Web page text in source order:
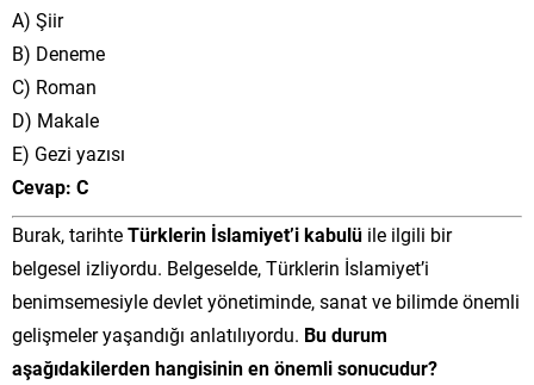
A) Şiir
B) Deneme
C) Roman
D) Makale
E) Gezi yazısı
Cevap: C
Burak, tarihteTürklerin İslamiyet’i kabulü ile ilgili bir
belgesel izliyordu. Belgeselde, Türklerin İslamiyet’i
benimsemesiyle devlet yönetiminde, sanat ve bilimde önemli
gelişmeler yaşandığı anlatılıyordu. Bu durum
aşağıdakilerden hangisinin en önemli sonucudur?